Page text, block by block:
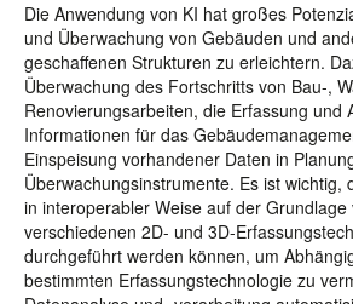
Die Anwendung von KI hat großes
und Überwachung von Gebäuden und
geschaffenen Strukturen zu erleichtern.
Überwachung des Fortschritts von Bau-,
Renovierungsarbeiten, die Erfassung und
Informationen für das
Einspeisung vorhandener Daten in
Überwachungsinstrumente. Es ist wichtig,
in interoperabler Weise auf der Grundlage
verschiedenen 2D- und 3D-
durchgeführt werden können, um
bestimmten Erfassungstechnologie zu